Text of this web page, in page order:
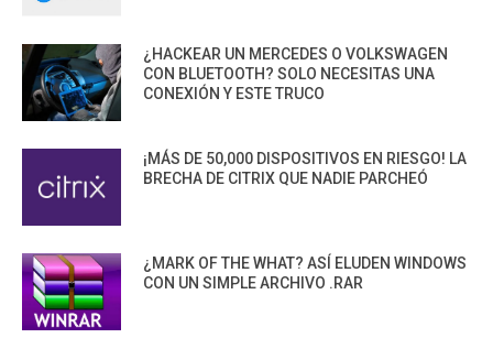
¿HACKEAR UN MERCEDES O VOLKSWAGEN
CON BLUETOOTH? SOLO NECESITAS UNA
CONEXIÓN Y ESTE TRUCO
¡MÁS DE 50,000 DISPOSITIVOS EN RIESGO! LA
BRECHA DE CITRIX QUE NADIE PARCHEÓ
¿MARK OF THE WHAT? ASÍ ELUDEN WINDOWS
CON UN SIMPLE ARCHIVO .RAR